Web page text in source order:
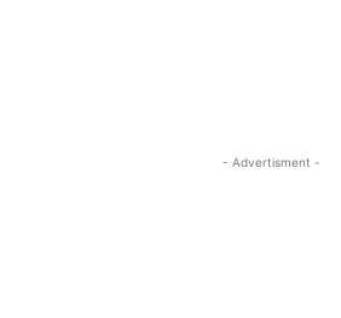
- Advertisment -